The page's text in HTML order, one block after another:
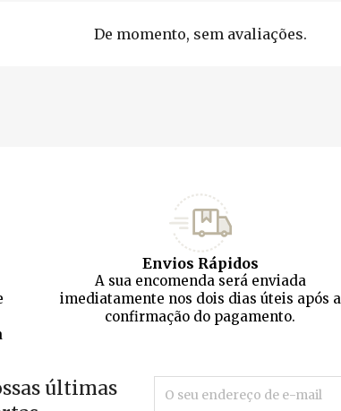
De momento, sem avaliações.
Envios Rápidos
A sua encomenda será enviada
imediatamente nos dois dias úteis após a
confirmação do pagamento.
últimas